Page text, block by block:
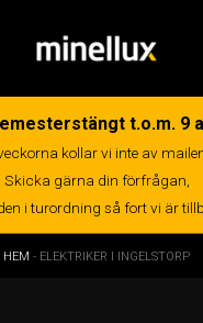
t.o.m. 9
kollar vi inte av mailen
Skicka gärna din förfrågan,
i turordning så fort vi är
HEM - ELEKTRIKER I INGELSTORP